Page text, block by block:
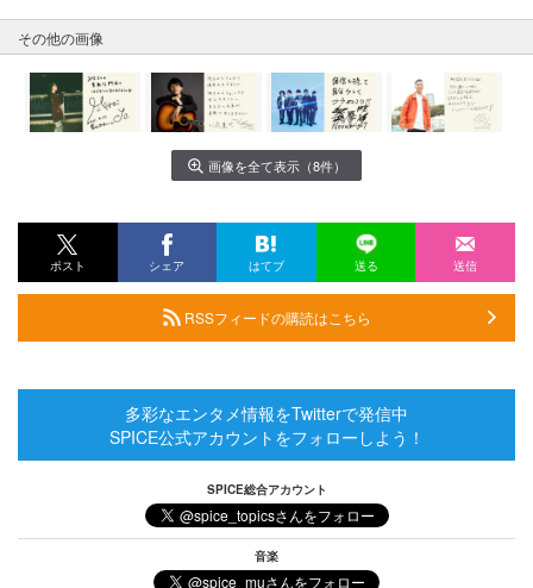
その他の画像
画像を全て表示（8件）
ポスト シェア はてブ 送る 送信
RSSフィードの購読はこちら
多彩なエンタメ情報をTwitterで発信中
SPICE公式アカウントをフォローしよう！
SPICE総合アカウント
音楽